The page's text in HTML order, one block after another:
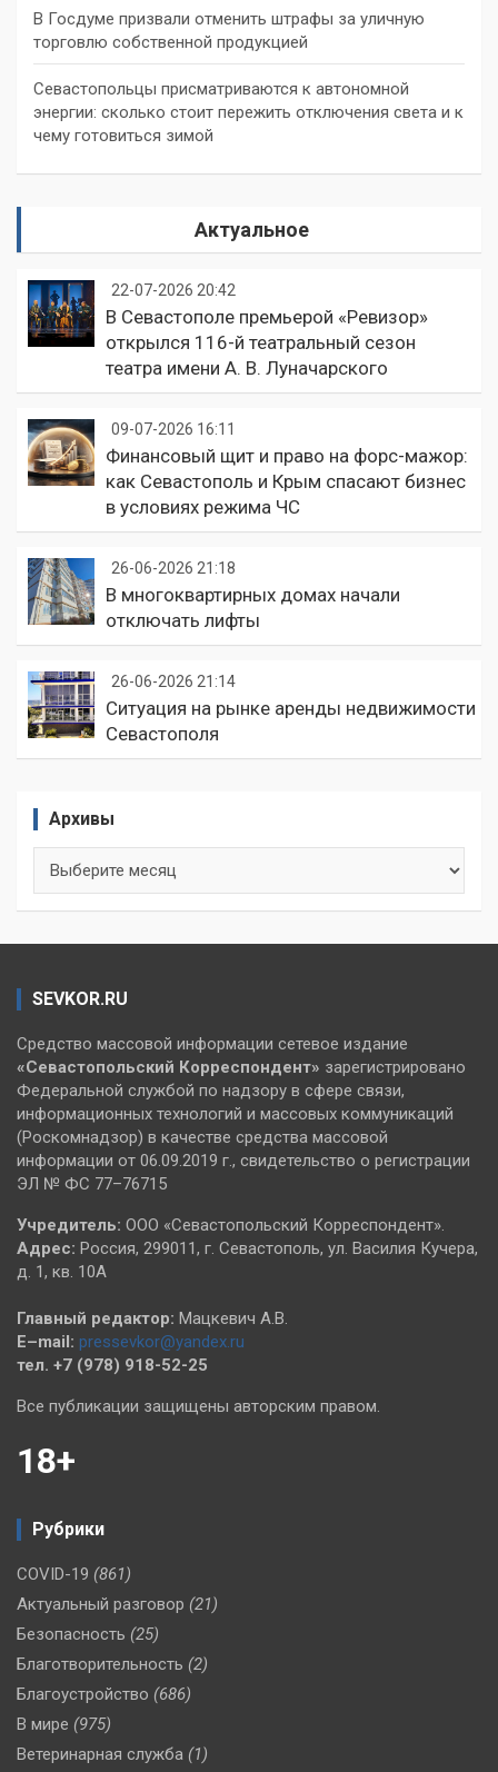
В Госдуме призвали отменить штрафы за уличную
торговлю собственной продукцией
Севастопольцы присматриваются к автономной
энергии: сколько стоит пережить отключения света и к
чему готовиться зимой
Актуальное
22-07-2026 20:42
В Севастополе премьерой «Ревизор»
открылся 116-й театральный сезон
театра имени А. В. Луначарского
09-07-2026 16:11
Финансовый щит и право на форс-мажор:
как Севастополь и Крым спасают бизнес
в условиях режима ЧС
26-06-2026 21:18
В многоквартирных домах начали
отключать лифты
26-06-2026 21:14
Ситуация на рынке аренды недвижимости
Севастополя
Архивы
SEVKOR.RU
Средство массовой информации сетевое издание
«Севастопольский Корреспондент» зарегистрировано
Федеральной службой по надзору в сфере связи,
информационных технологий и массовых коммуникаций
(Роскомнадзор) в качестве средства массовой
информации от 06.09.2019 г., свидетельство о регистрации
ЭЛ № ФС 77–76715
Учредитель: ООО «Севастопольский Корреспондент».
Адрес: Россия, 299011, г. Севастополь, ул. Василия Кучера,
д. 1, кв. 10А
Главный редактор: Мацкевич А.В.
E–mail: pressevkor@yandex.ru
тел. +7 (978) 918-52-25
Все публикации защищены авторским правом.
18+
Рубрики
COVID-19 (861)
Актуальный разговор (21)
Безопасность (25)
Благотворительность (2)
Благоустройство (686)
В мире (975)
Ветеринарная служба (1)